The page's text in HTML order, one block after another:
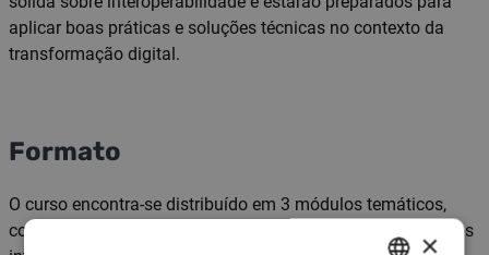
aplicar boas práticas e soluções técnicas no contexto da
transformação digital.
Formato
O curso encontra-se distribuído em 3 módulos temáticos,
compostos por unidades com objetivos operacionais, vídeos
×